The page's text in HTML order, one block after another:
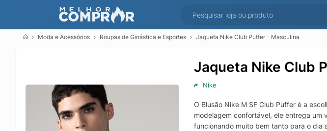
Moda e Acessórios Roupas de Ginástica e Esportes Jaqueta Nike Club Puffer - Masculina
Jaqueta Nike Club
Nike
O Blusão Nike M SF Club Puffer é a
modelagem confortável, ele entrega um
funcionando muito bem tanto para o dia